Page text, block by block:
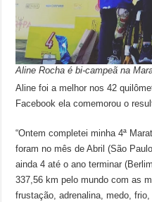
Aline Rocha é bi-campeã na
Aline foi a melhor nos 42
Facebook ela comemorou o
“Ontem completei minha 4ª
foram no mês de Abril (São
ainda 4 até o ano terminar
337,56 km pelo mundo com as
frustação, adrenalina, medo,